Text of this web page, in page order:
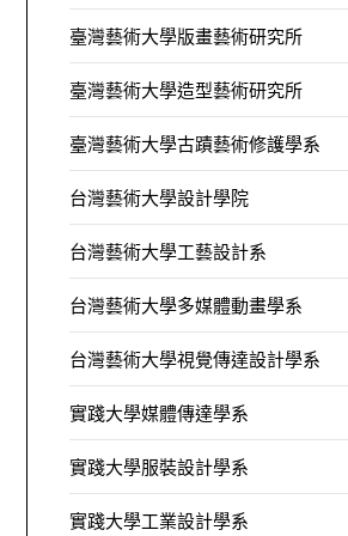
臺灣藝術大學版畫藝術研究所
臺灣藝術大學造型藝術研究所
臺灣藝術大學古蹟藝術修護學系
台灣藝術大學設計學院
台灣藝術大學工藝設計系
台灣藝術大學多媒體動畫學系
台灣藝術大學視覺傳達設計學系
實踐大學媒體傳達學系
實踐大學服裝設計學系
實踐大學工業設計學系